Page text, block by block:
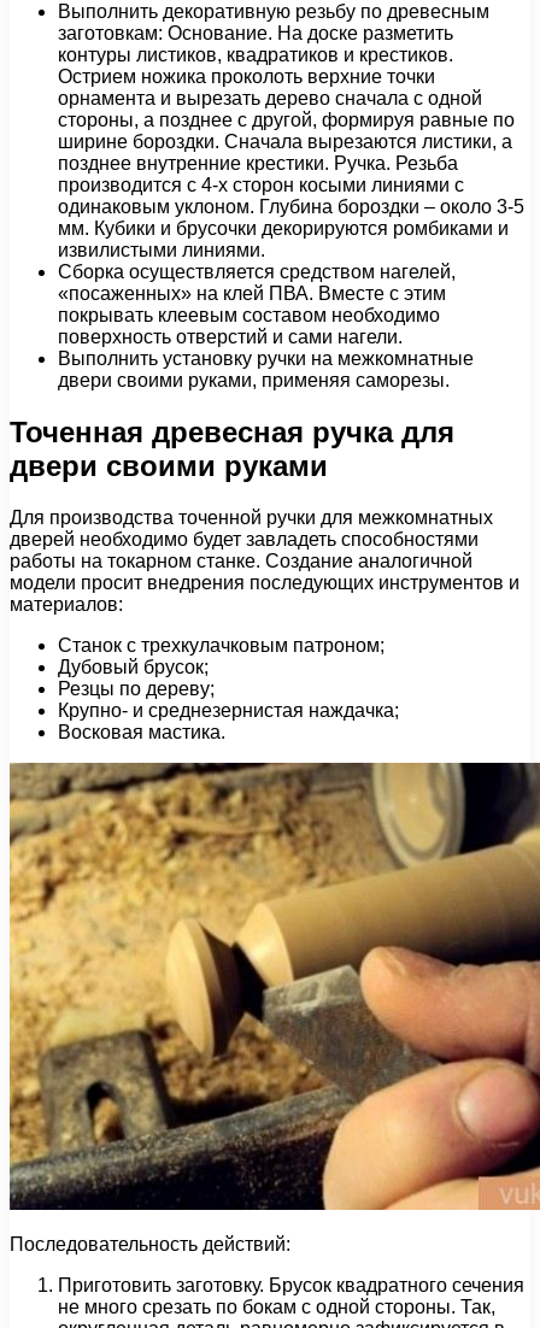
Выполнить декоративную резьбу по древесным
заготовкам: Основание. На доске разметить
контуры листиков, квадратиков и крестиков.
Острием ножика проколоть верхние точки
орнамента и вырезать дерево сначала с одной
стороны, а позднее с другой, формируя равные по
ширине бороздки. Сначала вырезаются листики, а
позднее внутренние крестики. Ручка. Резьба
производится с 4-х сторон косыми линиями с
одинаковым уклоном. Глубина бороздки – около 3-5
мм. Кубики и брусочки декорируются ромбиками и
извилистыми линиями.
Сборка осуществляется средством нагелей,
«посаженных» на клей ПВА. Вместе с этим
покрывать клеевым составом необходимо
поверхность отверстий и сами нагели.
Выполнить установку ручки на межкомнатные
двери своими руками, применяя саморезы.
Точенная древесная ручка для
двери своими руками
Для производства точенной ручки для межкомнатных
дверей необходимо будет завладеть способностями
работы на токарном станке. Создание аналогичной
модели просит внедрения последующих инструментов и
материалов:
Станок с трехкулачковым патроном;
Дубовый брусок;
Резцы по дереву;
Крупно- и среднезернистая наждачка;
Восковая мастика.
Последовательность действий:
Приготовить заготовку. Брусок квадратного сечения
не много срезать по бокам с одной стороны. Так,